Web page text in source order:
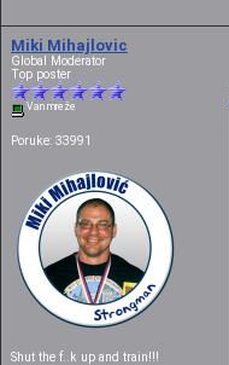
Miki Mihajlovic
Global Moderator
Top poster
Van mreže
Poruke: 33991
Shut the f..k up and train!!!